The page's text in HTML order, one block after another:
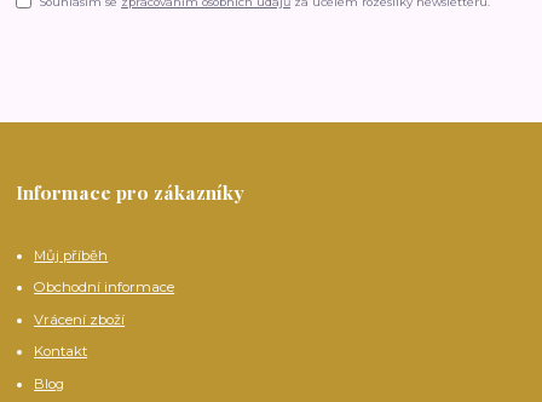
Informace pro zákazníky
Můj příběh
Obchodní informace
Vrácení zboží
Kontakt
Blog